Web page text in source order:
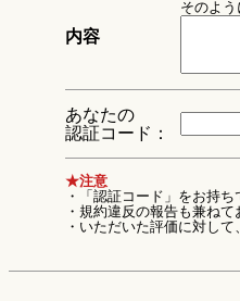
内容
そのよ
あなたの
認証コード：
★注意
・「認証コード」をお持ち
・規約違反の報告も兼ね
・いただいた評価に対し